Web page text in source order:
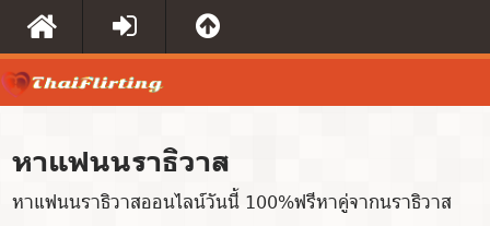
หาแฟนนราธิวาส
หาแฟนนราธิวาสออนไลน์วันนี้ 100%ฟรีหาคู่จากนราธิวาส